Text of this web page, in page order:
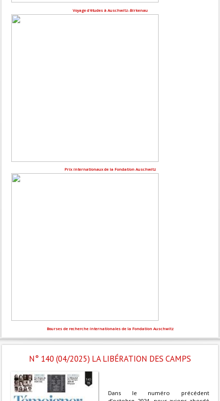
Voyage d'études à Auschwitz-Birkenau
Prix internationaux de la Fondation Auschwitz
Bourses de recherche internationales de la Fondation Auschwitz
N° 140 (04/2025) LA LIBÉRATION DES CAMPS
Dans le numéro précédent